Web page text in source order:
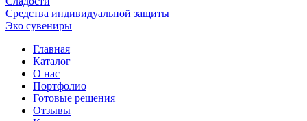
Средства индивидуальной защиты_
Эко сувениры
Главная
Каталог
О нас
Портфолио
Готовые решения
Отзывы